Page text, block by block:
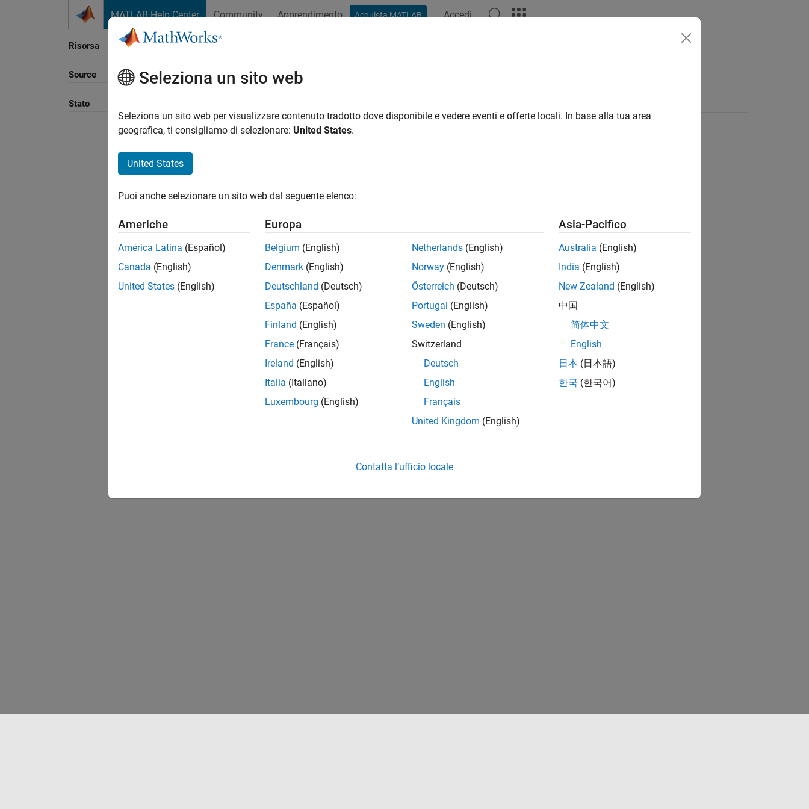
MATLAB Help Center Community Apprendimento Acquista MATLAB Accedi
Risorsa
Source
Stato
Ordina per
Seleziona un sito web
Seleziona un sito web per visualizzare contenuto tradotto dove disponibile e vedere eventi e offerte locali. In base alla tua area
geografica, ti consigliamo di selezionare: United States.
United States
Puoi anche selezionare un sito web dal seguente elenco:
Americhe
América Latina (Español)
Canada (English)
United States (English)
Europa
Belgium (English)
Denmark (English)
Deutschland (Deutsch)
España (Español)
Finland (English)
France (Français)
Ireland (English)
Italia (Italiano)
Luxembourg (English)
Netherlands (English)
Norway (English)
Österreich (Deutsch)
Portugal (English)
Sweden (English)
Switzerland
Deutsch
English
Français
United Kingdom (English)
Asia-Pacifico
Australia (English)
India (English)
New Zealand (English)
中国
简体中文
English
日本 (日本語)
한국 (한국어)
Contatta l’ufficio locale